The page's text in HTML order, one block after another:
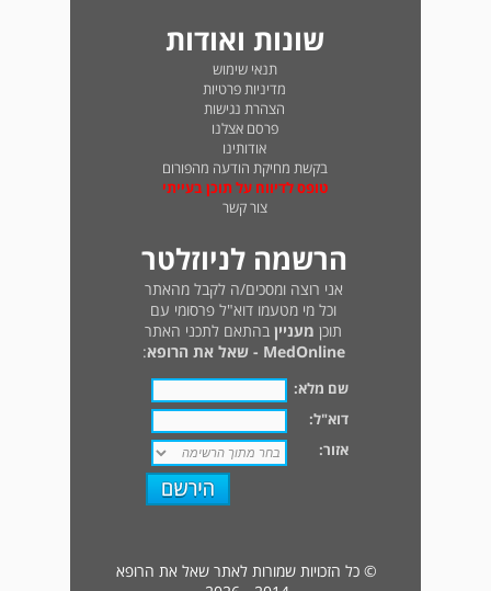
שונות ואודות
תנאי שימוש
מדיניות פרטיות
הצהרת נגישות
פרסם אצלנו
אודותינו
בקשת מחיקת הודעה מהפורום
טופס לדיווח על תוכן בעייתי
צור קשר
הרשמה לניוזלטר
אני רוצה ומסכים/ה לקבל מהאתר
וכל מי מטעמו דוא"ל פרסומי עם
תוכן מעניין בהתאם לתכני האתר
MedOnline - שאל את הרופא
:
שם מלא:
דוא"ל:
אזור:
© כל הזכויות שמורות לאתר שאל את הרופא